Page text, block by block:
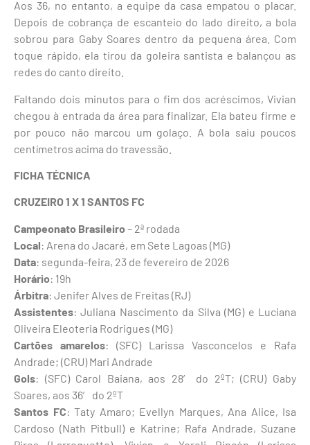
Aos 36, no entanto, a equipe da casa empatou o placar.
Depois de cobrança de escanteio do lado direito, a bola
sobrou para Gaby Soares dentro da pequena área. Com
toque rápido, ela tirou da goleira santista e balançou as
redes do canto direito.
Faltando dois minutos para o fim dos acréscimos, Vivian
chegou à entrada da área para finalizar. Ela bateu firme e
por pouco não marcou um golaço. A bola saiu poucos
centímetros acima do travessão.
FICHA TÉCNICA
CRUZEIRO 1 X 1 SANTOS FC
Campeonato Brasileiro– 2ª rodada
Local: Arena do Jacaré, em Sete Lagoas (MG)
Data: segunda-feira, 23 de fevereiro de 2026
Horário: 19h
Árbitra: Jenifer Alves de Freitas (RJ)
Assistentes: Juliana Nascimento da Silva (MG) e Luciana
Oliveira Eleoteria Rodrigues (MG)
Cartões amarelos: (SFC) Larissa Vasconcelos e Rafa
Andrade; (CRU) Mari Andrade
Gols: (SFC) Carol Baiana, aos 28′ do 2ºT; (CRU) Gaby
Soares, aos 36′ do 2ºT
Santos FC: Taty Amaro; Evellyn Marques, Ana Alice, Isa
Cardoso (Nath Pitbull) e Katrine; Rafa Andrade, Suzane